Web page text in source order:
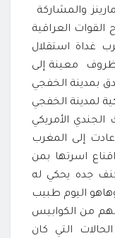
والمشاركة
العراقية
غداة استقلال
ظروف معينة إلى
بمدينة الخفجي
لمدينة الخفجي
الجندي الأمريكي
إلى المغرب
اسرتها بمن
جده يحكي له
وهاهو اليوم طبيب
من الكوابيس
التي كان